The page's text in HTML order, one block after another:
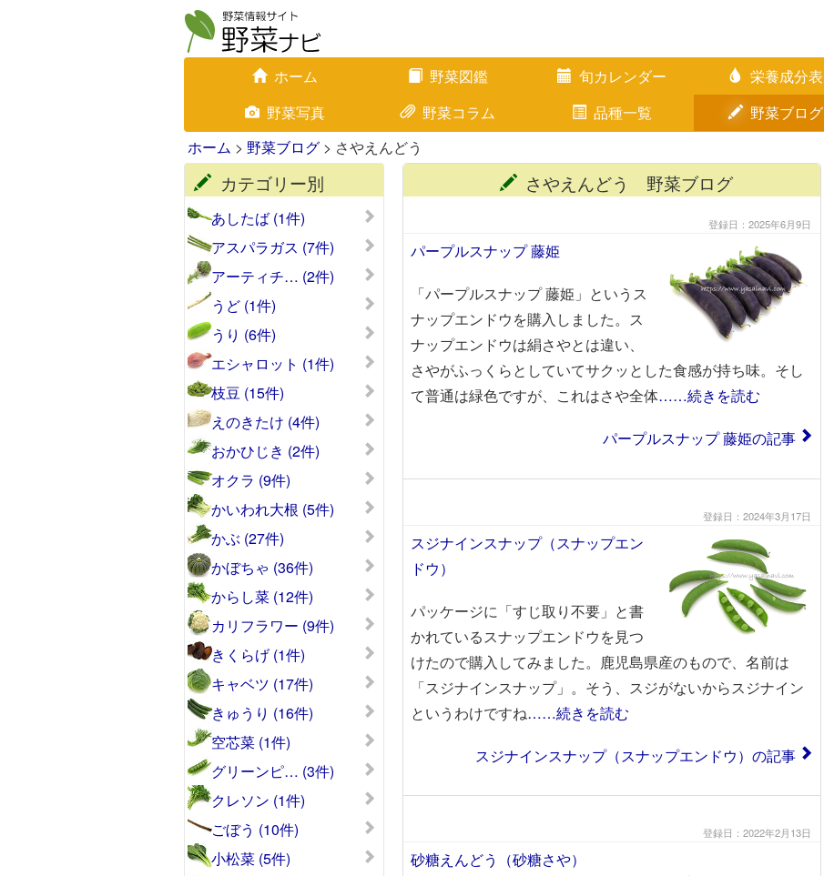
ホーム 野菜図鑑 旬カレンダー 栄養成分表
野菜写真
野菜コラム 品種一覧 野菜ブログ
ホーム > 野菜ブログ > さやえんどう
カテゴリー別
あしたば (1件)
アスパラガス (7件)
アーティチ… (2件)
うど (1件)
うり (6件)
エシャロット (1件)
枝豆 (15件)
えのきたけ (4件)
おかひじき (2件)
オクラ (9件)
かいわれ大根 (5件)
かぶ (27件)
かぼちゃ (36件)
からし菜 (12件)
カリフラワー (9件)
きくらげ (1件)
キャベツ (17件)
きゅうり (16件)
空芯菜 (1件)
グリーンピ… (3件)
クレソン (1件)
ごぼう (10件)
小松菜 (5件)
さやえんどう 野菜ブログ
登録日：2025年6月9日
パープルスナップ 藤姫
「パープルスナップ 藤姫」というス
ナップエンドウを購入しました。ス
ナップエンドウは絹さやとは違い、
さやがふっくらとしていてサクッとした食感が持ち味。そし
て普通は緑色ですが、これはさや全体……続きを読む
パープルスナップ 藤姫の記事
登録日：2024年3月17日
スジナインスナップ（スナップエン
ドウ）
パッケージに「すじ取り不要」と書
かれているスナップエンドウを見つ
けたので購入してみました。鹿児島県産のもので、名前は
「スジナインスナップ」。そう、スジがないからスジナイン
というわけですね……続きを読む
スジナインスナップ（スナップエンドウ）の記事
登録日：2022年2月13日
砂糖えんどう（砂糖さや）